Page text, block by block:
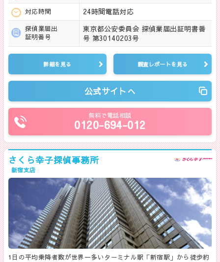
対応時間 24時間電話対応
探偵業届出
証明番号
東京都公安委員会 探偵業届出証明書番
号 第30140203号
詳細を見る 調査レポートを見る
公式サイトへ
無料で電話相談
0120-694-012
さくら幸子探偵事務所
新宿支店
1日の平均乗降者数が世界一多いターミナル駅「新宿駅」から徒歩約